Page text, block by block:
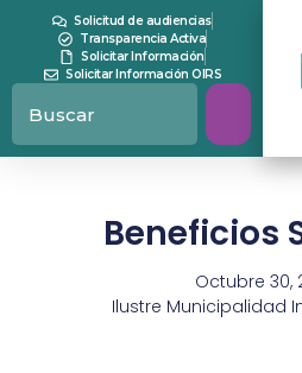
Solicitud de audiencias
Transparencia Activa
Solicitar Información
Solicitar Información OIRS
Beneficios
Octubre 30,
Ilustre Municipalidad